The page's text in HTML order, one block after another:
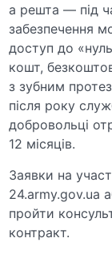
а решта — під
забезпечення
доступ до
кошт,
з зубним
після року
добровольці
12 місяців.
Заявки на
24.army.gov.ua
пройти
контракт.